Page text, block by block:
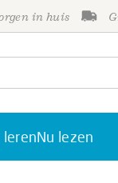
in huis
Nu lezen